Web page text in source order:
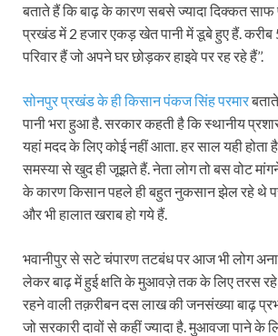
बताते हैं कि बाढ़ के कारण सबसे ज्यादा दिक्कत साफ
प्रखंड में 2 हजार एकड़ खेत पानी में डूबे हुए हैं. करीब
परिवार हैं जो अपने घर छोड़कर हाइवे पर रह रहे हैं’’.
सोनपुर प्रखंड के ही किसान पंकज सिंह परमार
पानी भरा हुआ है. सरकार कहती है कि स्थानीय
यहां मदद के लिए कोई नहीं आता. हर साल यही होता
समस्या से खुद ही जूझते हैं. नेता लोग तो बस वोट
के कारण किसान पहले ही बहुत नुकसान झेल रहे थे
और भी हालात खराब हो गये हैं.
भवानीपुर से सटे चंपारण तटबंध पर आज भी लोग
लेकर बाढ़ में हुई क्षति के मुआवज़े तक के लिए तरस रहे
रहने वाली तक़रीबन दस लाख की जनसंख्या बाढ़
जो सरकारी दावों से कहीं ज्यादा है. मुआवजा पाने के